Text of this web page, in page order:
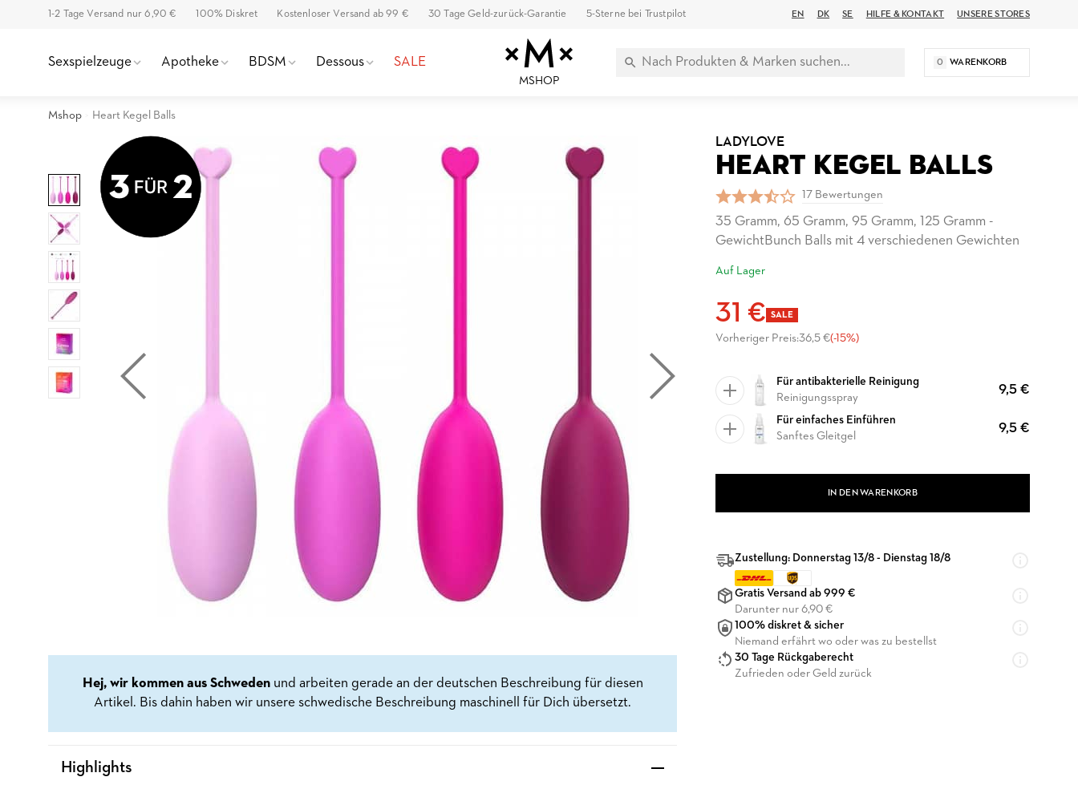
1-2 Tage Versand nur 6,90 € 100% Diskret Kostenloser Versand ab 99 € 30 Tage Geld-zurück-Garantie 5-Sterne bei Trustpilot EN DK SE HILFE & KONTAKT UNSERE STORES
Sexspielzeuge Apotheke BDSM Dessous SALE
MSHOP
0 WARENKORB
Mshop Heart Kegel Balls
LADYLOVE
HEART KEGEL BALLS
17 Bewertungen
35 Gramm, 65 Gramm, 95 Gramm, 125 Gramm -
GewichtBunch Balls mit 4 verschiedenen Gewichten
Auf Lager
31 € SALE
Vorheriger Preis:36,5 €(-15%)
Für antibakterielle Reinigung
Reinigungsspray
9,5 €
Für einfaches Einführen
Sanftes Gleitgel
9,5 €
IN DEN WARENKORB
Zustellung: Donnerstag 13/8 - Dienstag 18/8
Gratis Versand ab 999 €
Darunter nur 6,90 €
100% diskret & sicher
Niemand erfährt wo oder was zu bestellst
30 Tage Rückgaberecht
Zufrieden oder Geld zurück
Hej, wir kommen aus Schwedenund arbeiten gerade an der deutschen Beschreibung für diesen
Artikel. Bis dahin haben wir unsere schwedische Beschreibung maschinell für Dich übersetzt.
Highlights